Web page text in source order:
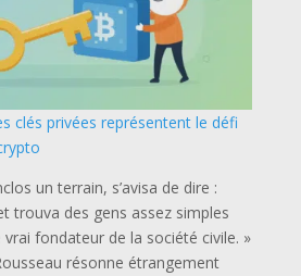
clés privées représentent le défi
un terrain, s’avisa de dire :
trouva des gens assez simples
fondateur de la société civile. »
résonne étrangement